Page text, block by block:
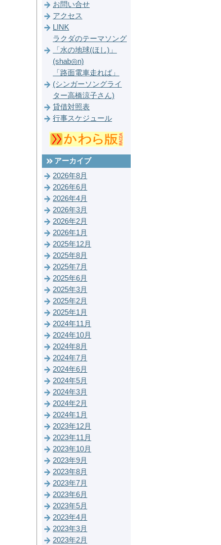
お問い合せ
アクセス
LINK
ラクダのテーマソング
「水の地球(ほし)」
(shab◎n)
「路面電車走れば」
(シンガーソングライ
ター高橋涼子さん)
貸借対照表
行事スケジュール
アーカイブ
2026年8月
2026年6月
2026年4月
2026年3月
2026年2月
2026年1月
2025年12月
2025年8月
2025年7月
2025年6月
2025年3月
2025年2月
2025年1月
2024年11月
2024年10月
2024年8月
2024年7月
2024年6月
2024年5月
2024年3月
2024年2月
2024年1月
2023年12月
2023年11月
2023年10月
2023年9月
2023年8月
2023年7月
2023年6月
2023年5月
2023年4月
2023年3月
2023年2月